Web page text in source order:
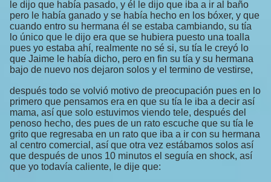
le dijo que había pasado, y él le dijo que iba a ir al baño
pero le había ganado y se había hecho en los bóxer, y que
cuando entro su hermana él se estaba cambiando, su tía
lo único que le dijo era que se hubiera puesto una toalla
pues yo estaba ahí, realmente no sé si, su tía le creyó lo
que Jaime le había dicho, pero en fin su tía y su hermana
bajo de nuevo nos dejaron solos y el termino de vestirse,
después todo se volvió motivo de preocupación pues en lo
primero que pensamos era en que su tía le iba a decir así
mama, así que solo estuvimos viendo tele, después del
penoso hecho, des pues de un rato escuche que su tía le
grito que regresaba en un rato que iba a ir con su hermana
al centro comercial, así que otra vez estábamos solos así
que después de unos 10 minutos el seguía en shock, así
que yo todavía caliente, le dije que: